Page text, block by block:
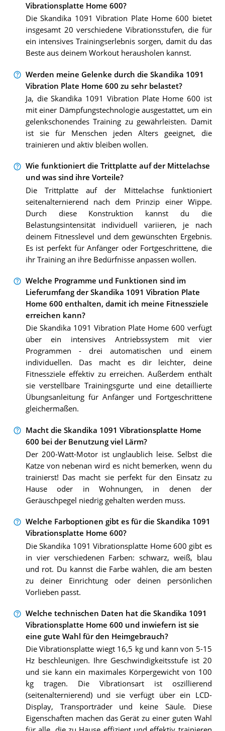
Vibrationsplatte Home 600?
Die Skandika 1091 Vibration Plate Home 600 bietet
insgesamt 20 verschiedene Vibrationsstufen, die für
ein intensives Trainingserlebnis sorgen, damit du das
Beste aus deinem Workout herausholen kannst.
Werden meine Gelenke durch die Skandika 1091
Vibration Plate Home 600 zu sehr belastet?
Ja, die Skandika 1091 Vibration Plate Home 600 ist
mit einer Dämpfungstechnologie ausgestattet, um ein
gelenkschonendes Training zu gewährleisten. Damit
ist sie für Menschen jeden Alters geeignet, die
trainieren und aktiv bleiben wollen.
Wie funktioniert die Trittplatte auf der Mittelachse
und was sind ihre Vorteile?
Die Trittplatte auf der Mittelachse funktioniert
seitenalternierend nach dem Prinzip einer Wippe.
Durch diese Konstruktion kannst du die
Belastungsintensität individuell variieren, je nach
deinem Fitnesslevel und dem gewünschten Ergebnis.
Es ist perfekt für Anfänger oder Fortgeschrittene, die
ihr Training an ihre Bedürfnisse anpassen wollen.
Welche Programme und Funktionen sind im
Lieferumfang der Skandika 1091 Vibration Plate
Home 600 enthalten, damit ich meine Fitnessziele
erreichen kann?
Die Skandika 1091 Vibration Plate Home 600 verfügt
über ein intensives Antriebssystem mit vier
Programmen - drei automatischen und einem
individuellen. Das macht es dir leichter, deine
Fitnessziele effektiv zu erreichen. Außerdem enthält
sie verstellbare Trainingsgurte und eine detaillierte
Übungsanleitung für Anfänger und Fortgeschrittene
gleichermaßen.
Macht die Skandika 1091 Vibrationsplatte Home
600 bei der Benutzung viel Lärm?
Der 200-Watt-Motor ist unglaublich leise. Selbst die
Katze von nebenan wird es nicht bemerken, wenn du
trainierst! Das macht sie perfekt für den Einsatz zu
Hause oder in Wohnungen, in denen der
Geräuschpegel niedrig gehalten werden muss.
Welche Farboptionen gibt es für die Skandika 1091
Vibrationsplatte Home 600?
Die Skandika 1091 Vibrationsplatte Home 600 gibt es
in vier verschiedenen Farben: schwarz, weiß, blau
und rot. Du kannst die Farbe wählen, die am besten
zu deiner Einrichtung oder deinen persönlichen
Vorlieben passt.
Welche technischen Daten hat die Skandika 1091
Vibrationsplatte Home 600 und inwiefern ist sie
eine gute Wahl für den Heimgebrauch?
Die Vibrationsplatte wiegt 16,5 kg und kann von 5-15
Hz beschleunigen. Ihre Geschwindigkeitsstufe ist 20
und sie kann ein maximales Körpergewicht von 100
kg tragen. Die Vibrationsart ist oszillierend
(seitenalternierend) und sie verfügt über ein LCD-
Display, Transporträder und keine Säule. Diese
Eigenschaften machen das Gerät zu einer guten Wahl